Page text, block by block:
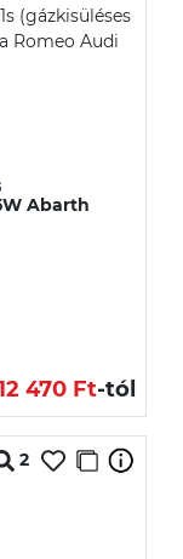
Abarth
470 Ft-tól
2